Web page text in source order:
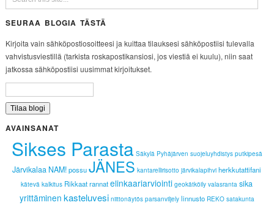
SEURAA BLOGIA TÄSTÄ
Kirjoita vain sähköpostiosoitteesi ja kuittaa tilauksesi sähköpostiisi tulevalla
vahvistusviestillä (tarkista roskapostikansiosi, jos viestiä ei kuulu), niin saat
jatkossa sähköpostiisi uusimmat kirjoitukset.
AVAINSANAT
Sikses Parasta Säkylä Pyhäjärven suojeluyhdistys putkipesä
Järvikalaa NAM! possu JÄNES kantarellirisotto järvikalapihvi herkkutattifani
kätevä kalkitus Rikkaat rannat elinkaariarviointi geokätköily valasranta sika
yrittäminen kasteluvesi niittonäytös parsanviljely linnusto REKO satakunta